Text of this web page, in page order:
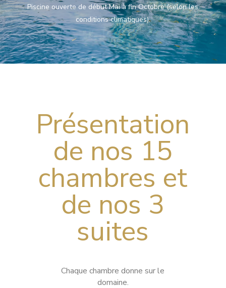
Piscine ouverte de début Mai à fin Octobre (selon les
conditions climatiques).
Présentation
de nos 15
chambres et
de nos 3
suites
Chaque chambre donne sur le
domaine.